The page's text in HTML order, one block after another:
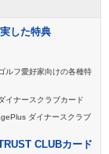
した特典
ルフ愛好家向けの各種特
イナースクラブカード
ダイナースクラブ
CLUBカード